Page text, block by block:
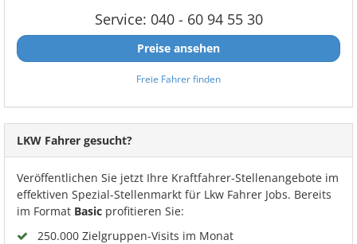
Service: 040 - 60 94 55 30
Preise ansehen
Freie Fahrer finden
LKW Fahrer gesucht?
Veröffentlichen Sie jetzt Ihre Kraftfahrer-Stellenangebote im
effektiven Spezial-Stellenmarkt für Lkw Fahrer Jobs. Bereits
im Format Basic profitieren Sie:
250.000 Zielgruppen-Visits im Monat